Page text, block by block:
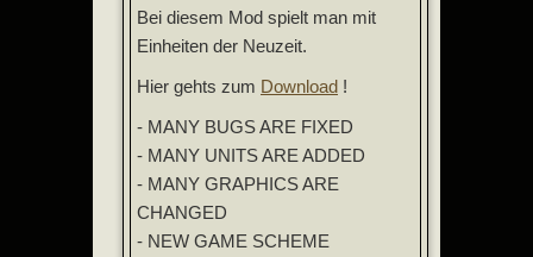
Bei diesem Mod spielt man mit
Einheiten der Neuzeit.
Hier gehts zum Download !
- MANY BUGS ARE FIXED
- MANY UNITS ARE ADDED
- MANY GRAPHICS ARE
CHANGED
- NEW GAME SCHEME